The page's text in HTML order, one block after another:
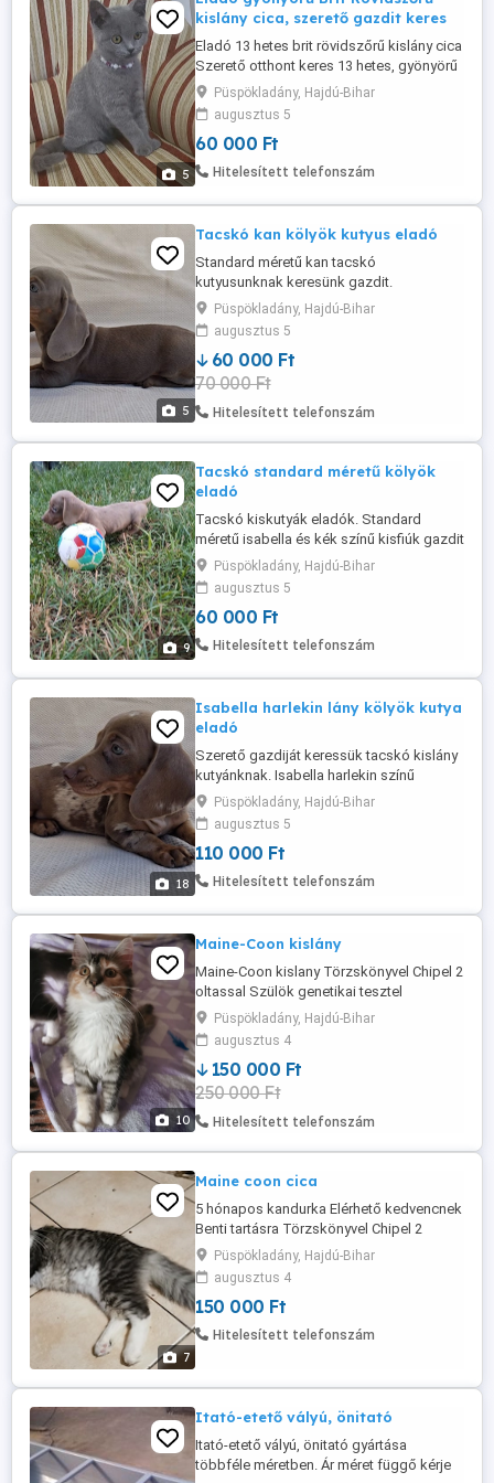
5
kislány cica, szerető gazdit keres
Eladó 13 hetes brit rövidszőrű kislány cica
Szerető otthont keres 13 hetes, gyönyörű
Brit Rövidszőrű kislány cica. Egészséges,
játékos, kíváncsi. Korának megfelelően
szobatiszta, alomtálcát magabiztosan
használja. Minőségi száraztápot szívesen
fogyaszt. A cica várja felelősségteljes,
Püspökladány, Hajdú-Bihar
augusztus 5
60 000 Ft
Hitelesített telefonszám
5
Tacskó kan kölyök kutyus eladó
Standard méretű kan tacskó
kutyusunknak keresünk gazdit.
Örökmozgó kisfiú isabella színű
gazdisodna. Az eladó kiskutyáról további
infó telefonon 06707090753-as számon
kérhető.
Püspökladány, Hajdú-Bihar
augusztus 5
60 000 Ft
70 000 Ft
Hitelesített telefonszám
9
Tacskó standard méretű kölyök
eladó
Tacskó kiskutyák eladók. Standard
méretű isabella és kék színű kisfiúk gazdit
keresnek. A kölykök 10 hetesek elmúltak,
minőségi tápon családias környezetben
nevelkednek. Rendszeresen
féreghajtózva, kötelező oltásukat
megkapták. Egészségügyi kiskönyvvel
Törzskönyvük ...
Püspökladány, Hajdú-Bihar
augusztus 5
60 000 Ft
Hitelesített telefonszám
18
Isabella harlekin lány kölyök kutya
eladó
Szerető gazdiját keressük tacskó kislány
kutyánknak. Isabella harlekin színű
standard méretű kölyök szuka kutyánk
családias környezetből költözne. A
kiskutya minőségi tápon nevelkedik, 2
oltással rendelkezik, rendszeresen
féregtelenítve van. A vevő terhére
06707090753-as ...
Püspökladány, Hajdú-Bihar
augusztus 5
110 000 Ft
Hitelesített telefonszám
10
Maine-Coon kislány
Maine-Coon kislany Törzskönyvel Chipel 2
oltassal Szülök genetikai tesztel
rendelkeznek N N Benti tartásra mehet
Püspökladány, Hajdú-Bihar
augusztus 4
150 000 Ft
250 000 Ft
Hitelesített telefonszám
7
Maine coon cica
5 hónapos kandurka Elérhető kedvencnek
Benti tartásra Törzskönyvel Chipel 2
oltassal Szülök genetikai tesztel
rendelkeznek N N
Püspökladány, Hajdú-Bihar
augusztus 4
150 000 Ft
Hitelesített telefonszám
Itató-etető vályú, önitató
Itató-etető vályú, önitató gyártása
többféle méretben. Ár méret függő kérje